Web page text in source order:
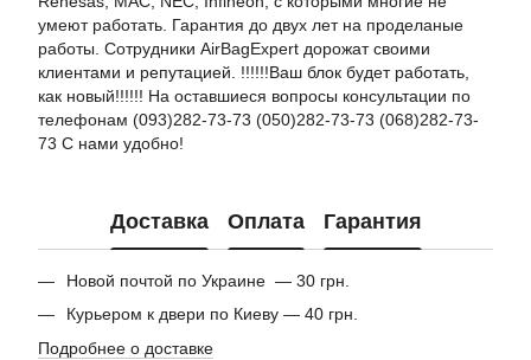
умеют работать. Гарантия до двух лет на проделаные
работы. Сотрудники AirBagExpert дорожат своими
клиентами и репутацией. !!!!!!Ваш блок будет работать,
как новый!!!!!! На оставшиеся вопросы консультации по
телефонам (093)282-73-73 (050)282-73-73 (068)282-73-
73 С нами удобно!
Доставка Оплата Гарантия
Новой почтой по Украине — 30 грн.
Курьером к двери по Киеву — 40 грн.
Подробнее о доставке